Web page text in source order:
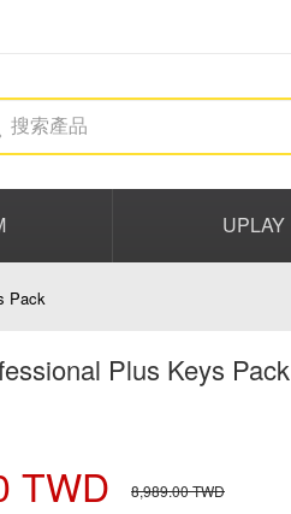
UPLAY
Pack
Plus Keys Pack
TWD 8,989.00TWD